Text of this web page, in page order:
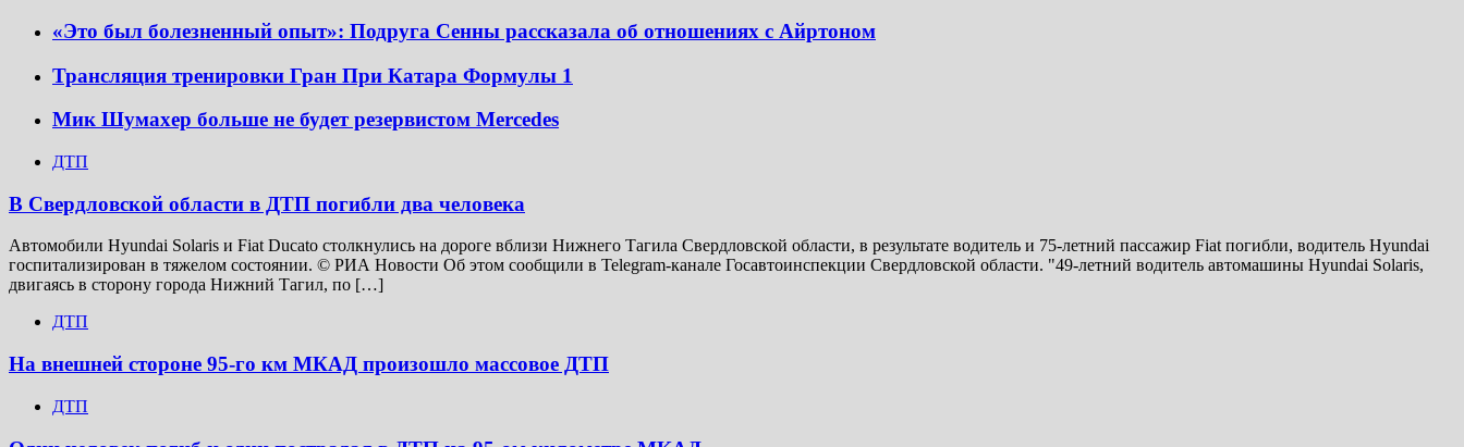
«Это был болезненный опыт»: Подруга Сенны рассказала об отношениях с Айртоном
Трансляция тренировки Гран При Катара Формулы 1
Мик Шумахер больше не будет резервистом Mercedes
ДТП
В Свердловской области в ДТП погибли два человека
Автомобили Hyundai Solaris и Fiat Ducato столкнулись на дороге вблизи Нижнего Тагила Свердловской области, в результате водитель и 75-летний пассажир Fiat погибли, водитель Hyundai
госпитализирован в тяжелом состоянии. © РИА Новости Об этом сообщили в Telegram-канале Госавтоинспекции Свердловской области. "49-летний водитель автомашины Hyundai Solaris,
двигаясь в сторону города Нижний Тагил, по […]
ДТП
На внешней стороне 95-го км МКАД произошло массовое ДТП
ДТП